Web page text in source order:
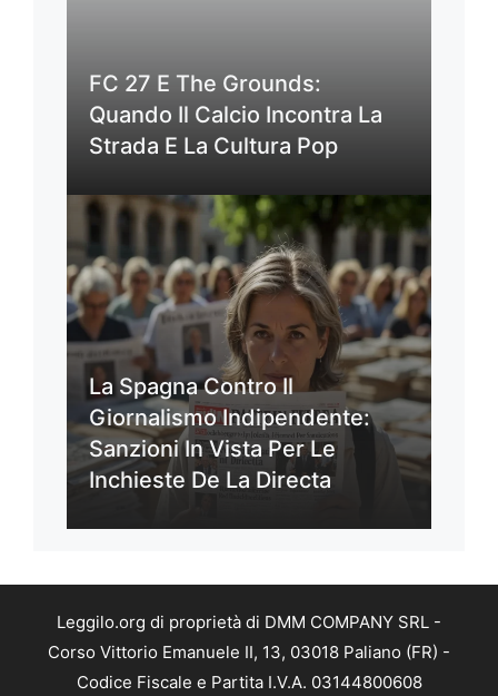
FC 27 E The Grounds:
Quando Il Calcio Incontra La
Strada E La Cultura Pop
La Spagna Contro Il
Giornalismo Indipendente:
Sanzioni In Vista Per Le
Inchieste De La Directa
Leggilo.org di proprietà di DMM COMPANY SRL -
Corso Vittorio Emanuele II, 13, 03018 Paliano (FR) -
Codice Fiscale e Partita I.V.A. 03144800608